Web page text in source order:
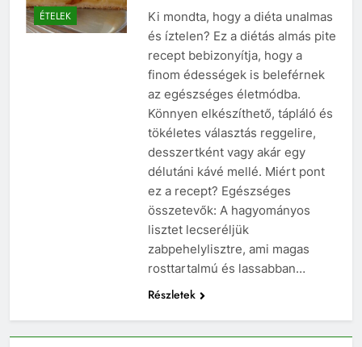
ÉTELEK
Ki mondta, hogy a diéta unalmas
és íztelen? Ez a diétás almás pite
recept bebizonyítja, hogy a
finom édességek is beleférnek
az egészséges életmódba.
Könnyen elkészíthető, tápláló és
tökéletes választás reggelire,
desszertként vagy akár egy
délutáni kávé mellé. Miért pont
ez a recept? Egészséges
összetevők: A hagyományos
lisztet lecseréljük
zabpehelylisztre, ami magas
rosttartalmú és lassabban…
Részletek